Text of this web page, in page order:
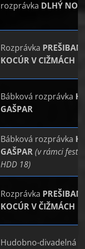
rozprávka DLHÝ NOS
Rozprávka
KOCÚR V CIŽMÁCH
Bábková rozprávka
GAŠPAR
Bábková rozprávka
GAŠPAR(v rámci
HDD 18)
Rozprávka
KOCÚR V ČIŽMÁCH
Hudobno-divadelná